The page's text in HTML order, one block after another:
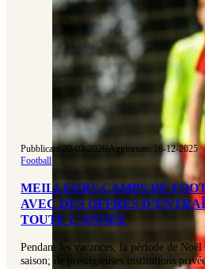
Pubblicato 20-03-2026|Aggiornato 16-12-2025
Football
MEILLEURS CAMPS DE
AVEC DES OFFRES
TOUTE L’ANNÉE
Pendant les vacances, la période de
saison; de prestigieuses institutions